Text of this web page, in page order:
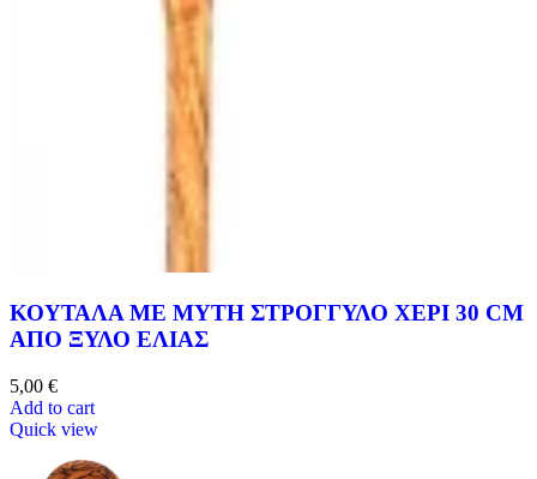
ΚΟΥΤΑΛΑ ΜΕ ΜΥΤΗ ΣΤΡΟΓΓΥΛΟ ΧΕΡΙ 30 CM
ΑΠΟ ΞΥΛΟ ΕΛΙΑΣ
5,00 €
Add to cart
Quick view